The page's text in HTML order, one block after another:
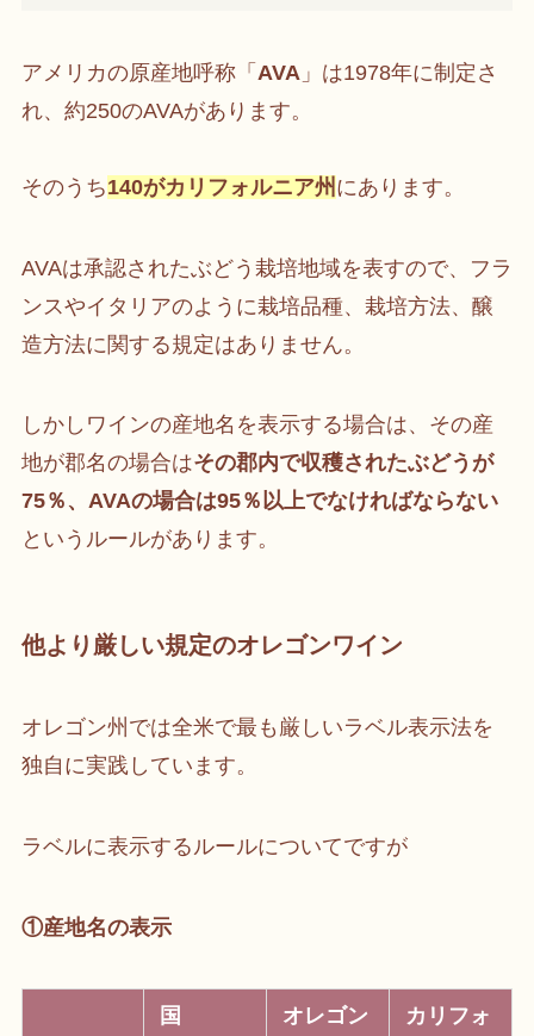
アメリカの原産地呼称「 AVA 」は1978年に制定さ
れ、約250のAVAがあります。
そのうち140がカリフォルニア州 にあります。
AVAは承認されたぶどう栽培地域を表すので、フラ
ンスやイタリアのように栽培品種、栽培方法、醸
造方法に関する規定はありません。
しかしワインの産地名を表示する場合は、その産
地が郡名の場合はその郡内で収穫されたぶどうが
75％、AVAの場合は95％以上でなければならない
というルールがあります。
他より厳しい規定のオレゴンワイン
オレゴン州では全米で最も厳しいラベル表示法を
独自に実践しています。
ラベルに表示するルールについてですが
①産地名の表示
国 オレゴン
カリフォ